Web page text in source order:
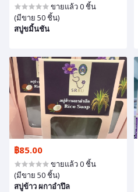
ขายแล้ว 0 ชิ้น
(มีขาย 50 ชิ้น)
สบู่ขมิ้นชัน
฿85.00
ขายแล้ว 0 ชิ้น
(มีขาย 50 ชิ้น)
สบู่ข้าว ผกาอำปึล